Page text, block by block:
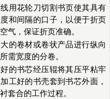
用花轮刀切割书页使其具有
和间隔的口子，以便于折页
气，保证折页准确。
的卷材或卷状产品进行纵向
需宽度的分卷。
的书芯经压辊将其压平粘牢
工好的书壳套到书芯外面，
套合的工作过程。